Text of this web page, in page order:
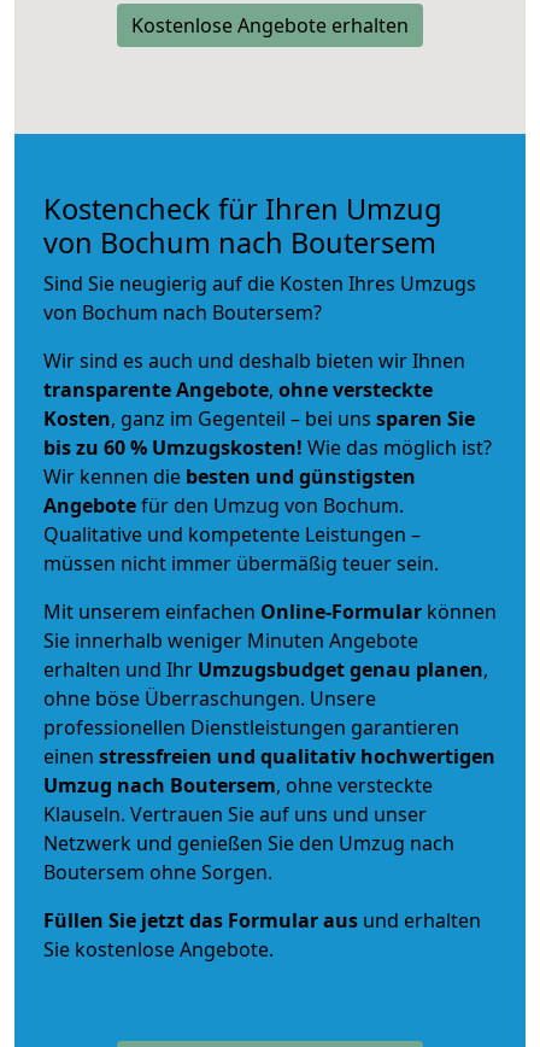
Kostenlose Angebote erhalten
Kostencheck für Ihren Umzug
von Bochum nach Boutersem
Sind Sie neugierig auf die Kosten Ihres Umzugs
von Bochum nach Boutersem?
Wir sind es auch und deshalb bieten wir Ihnen
transparente Angebote, ohne versteckte
Kosten, ganz im Gegenteil – bei uns sparen Sie
bis zu 60 % Umzugskosten! Wie das möglich ist?
Wir kennen die besten und günstigsten
Angebotefür den Umzug von Bochum.
Qualitative und kompetente Leistungen –
müssen nicht immer übermäßig teuer sein.
Mit unserem einfachen Online-Formular können
Sie innerhalb weniger Minuten Angebote
erhalten und Ihr Umzugsbudgetgenau planen,
ohne böse Überraschungen. Unsere
professionellen Dienstleistungen garantieren
einen stressfreien und qualitativ hochwertigen
Umzug nach Boutersem, ohne versteckte
Klauseln. Vertrauen Sie auf uns und unser
Netzwerk und genießen Sie den Umzug nach
Boutersem ohne Sorgen.
Füllen Sie jetzt das Formular aus und erhalten
Sie kostenlose Angebote.